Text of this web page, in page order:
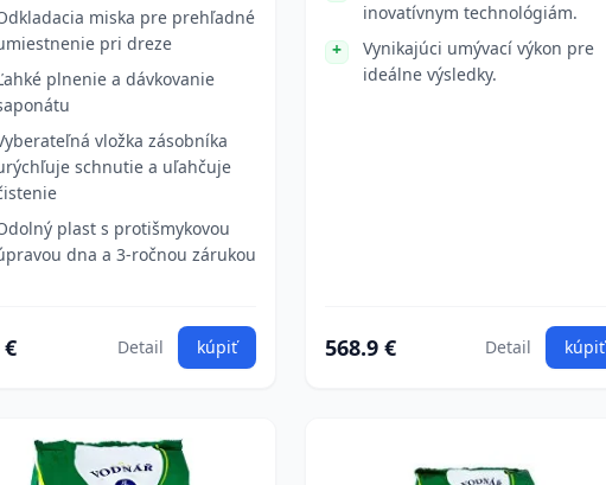
miska pre prehľadné
pri dreze
plnenie a dávkovanie
vložka zásobníka
schnutie a uľahčuje
plast s protišmykovou
dna a 3-ročnou zárukou
Detail kúpiť
inovatívnym technológiám.
Vynikajúci umývací výkon pre
ideálne výsledky.
568.9 € Detail kúpiť